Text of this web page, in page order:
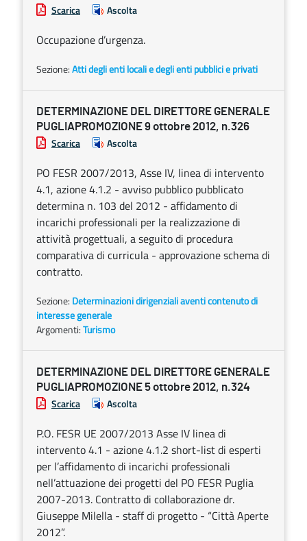
Scarica Ascolta
Occupazione d’urgenza.
Sezione:Atti degli enti locali e degli enti pubblici e privati
DETERMINAZIONE DEL DIRETTORE GENERALE
PUGLIAPROMOZIONE 9 ottobre 2012, n.326
Scarica Ascolta
PO FESR 2007/2013, Asse IV, linea di intervento
4.1, azione 4.1.2 - avviso pubblico pubblicato
determina n. 103 del 2012 - affidamento di
incarichi professionali per la realizzazione di
attività progettuali, a seguito di procedura
comparativa di curricula - approvazione schema di
contratto.
Sezione: Determinazioni dirigenziali aventi contenuto di
interesse generale
Argomenti:Turismo
DETERMINAZIONE DEL DIRETTORE GENERALE
PUGLIAPROMOZIONE 5 ottobre 2012, n.324
Scarica Ascolta
P.O. FESR UE 2007/2013 Asse IV linea di
intervento 4.1 - azione 4.1.2 short-list di esperti
per l’affidamento di incarichi professionali
nell’attuazione dei progetti del PO FESR Puglia
2007-2013. Contratto di collaborazione dr.
Giuseppe Milella - staff di progetto - “Città Aperte
2012”.